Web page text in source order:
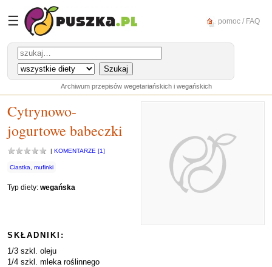
☰ pomoc / FAQ
Archiwum przepisów wegetariańskich i wegańskich
Cytrynowo-
jogurtowe babeczki
| KOMENTARZE [1]
Ciastka, mufinki
Typ diety: wegańska
SKŁADNIKI:
1/3 szkl. oleju
1/4 szkl. mleka roślinnego